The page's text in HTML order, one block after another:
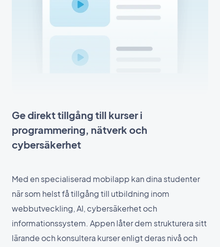
Ge direkt tillgång till kurser i
programmering, nätverk och
cybersäkerhet
Med en specialiserad mobilapp kan dina studenter
när som helst få tillgång till utbildning inom
webbutveckling, AI, cybersäkerhet och
informationssystem. Appen låter dem strukturera sitt
lärande och konsultera kurser enligt deras nivå och